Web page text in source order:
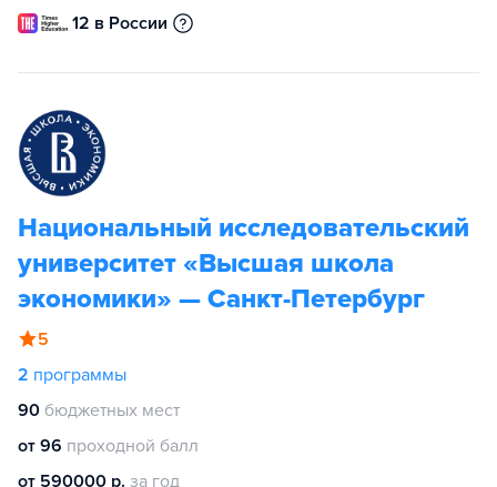
12 в России
Национальный исследовательский
университет «Высшая школа
экономики» — Санкт-Петербург
5
2 программы
90 бюджетных мест
от 96 проходной балл
от 590000 р. за год